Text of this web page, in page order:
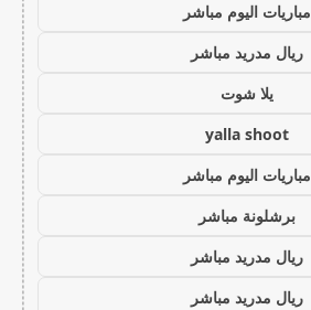
مباريات اليوم مباشر
ريال مدريد مباشر
يلا شوت
yalla shoot
مباريات اليوم مباشر
برشلونة مباشر
ريال مدريد مباشر
ريال مدريد مباشر